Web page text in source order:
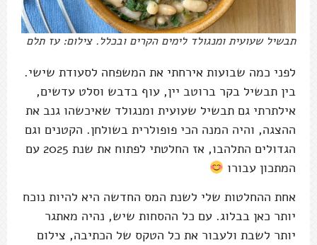
תבשיל שעועית ומנגולד לימים הקרים ובכלל. צילום: עז תלם
לפני כמה שבועות אירחתי את המשפחה לסעודת שישי.
בין תבשיל בקר ברוטב יין, עוף בדבש וסלט עדשים,
אילתרתי גם תבשיל שעועית ומנגולד שאיכשהו גנב את
ההצגה, והיה המנה הכי פופולרית בשולחן. הקטנים וגם
הגדולים התלהבו, אז החלטתי לפתוח את שנת 2025 עם
המתכון עבורו
אחת ההחלטות שלי לשנת המס החדשה היא להיות נוכח
יותר כאן בבלוג. עם כל ההסחות שיש, נהיה מאתגר
יותר לשבת ולעבור את כל הטקס של הכתיבה, צילום